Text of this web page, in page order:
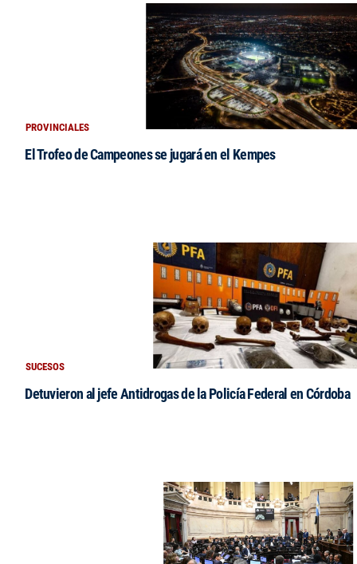
PROVINCIALES
El Trofeo de Campeones se jugará en el Kempes
SUCESOS
Detuvieron al jefe Antidrogas de la Policía Federal en Córdoba